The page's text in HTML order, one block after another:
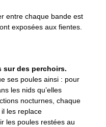
entre chaque bande est
exposées aux fientes.
sur des perchoirs.
ses poules ainsi : pour
les nids qu’elles
nocturnes, chaque
les replace
les poules restées au